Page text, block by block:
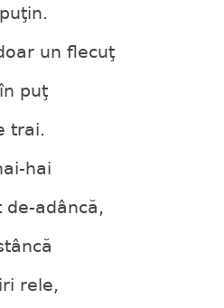
un flecuţ
puţ
trai.
hai
de-adâncă,
rele,